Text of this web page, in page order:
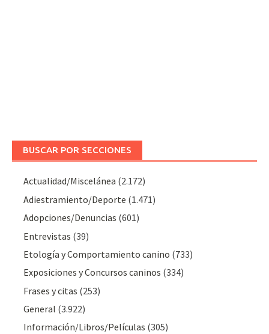
BUSCAR POR SECCIONES
Actualidad/Miscelánea (2.172)
Adiestramiento/Deporte (1.471)
Adopciones/Denuncias (601)
Entrevistas (39)
Etología y Comportamiento canino (733)
Exposiciones y Concursos caninos (334)
Frases y citas (253)
General (3.922)
Información/Libros/Películas (305)